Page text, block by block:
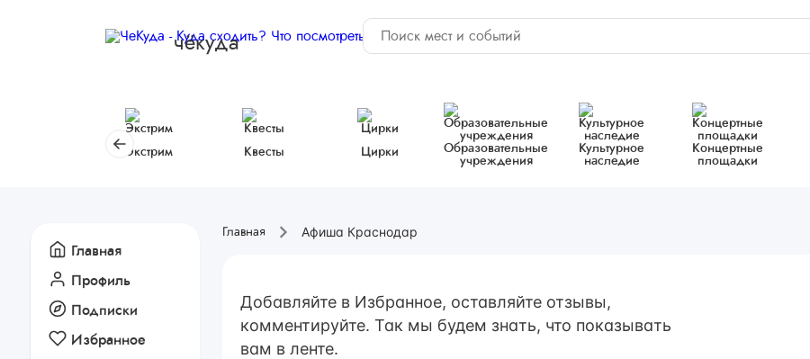
чёкуда
Экстрим Квесты Цирки
Образовательные
учреждения
Культурное
наследие
Концертные
площадки
Главная
Профиль
Подписки
Избранное
Главная Афиша Краснодар
Добавляйте в Избранное, оставляйте отзывы,
комментируйте. Так мы будем знать, что показывать
вам в ленте.